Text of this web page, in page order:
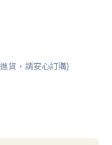
貨，請安心訂購)